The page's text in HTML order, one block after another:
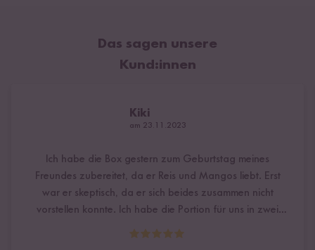
Das sagen unsere
Kund:innen
Kiki
am 23.11.2023
Ich habe die Box gestern zum Geburtstag meines
Freundes zubereitet, da er Reis und Mangos liebt. Erst
war er skeptisch, da er sich beides zusammen nicht
vorstellen konnte. Ich habe die Portion für uns in zwei